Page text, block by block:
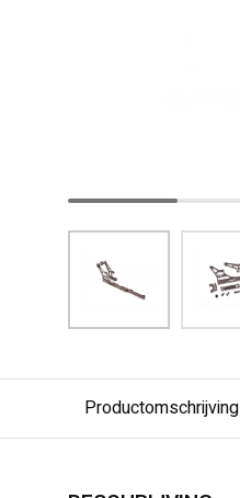
Productomschrijving